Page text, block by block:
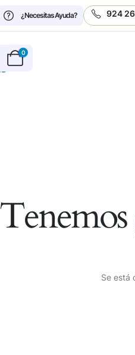
¿Necesitas Ayuda?
924
0
Se está